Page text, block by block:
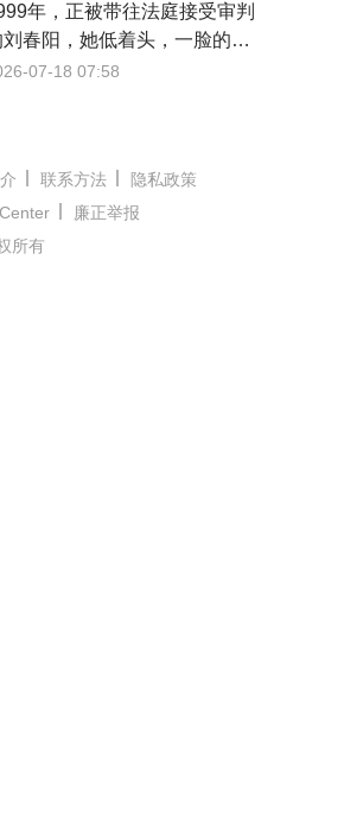
年，正被带往法庭接受审判
刘春阳，她低着头，一脸的懊
07-18 07:58
联系方法
隐私政策
廉正举报
所有